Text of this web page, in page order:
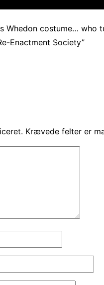
Whedon costume…
Enactment Society”
Krævede felter er